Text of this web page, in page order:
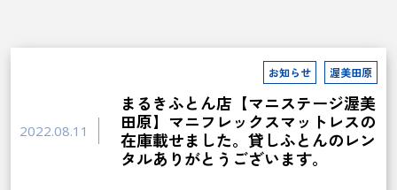
お知らせ 渥美田原
2022.08.11
まるきふとん店【マニステージ渥美
田原】マニフレックスマットレスの
在庫載せました。貸しふとんのレン
タルありがとうございます。